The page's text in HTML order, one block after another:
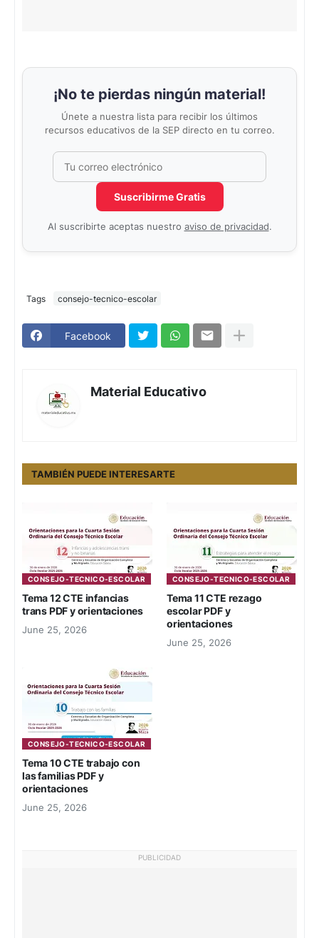
¡No te pierdas ningún material!
Únete a nuestra lista para recibir los últimos
recursos educativos de la SEP directo en tu correo.
No completar este campo
Suscribirme Gratis
Al suscribirte aceptas nuestro aviso de privacidad.
Tags consejo-tecnico-escolar
Facebook
Material Educativo
TAMBIÉN PUEDE INTERESARTE
CONSEJO-TECNICO-ESCOLAR
Tema 12 CTE infancias
trans PDF y orientaciones
June 25, 2026
CONSEJO-TECNICO-ESCOLAR
Tema 11 CTE rezago
escolar PDF y
orientaciones
June 25, 2026
CONSEJO-TECNICO-ESCOLAR
Tema 10 CTE trabajo con
las familias PDF y
orientaciones
June 25, 2026
PUBLICIDAD